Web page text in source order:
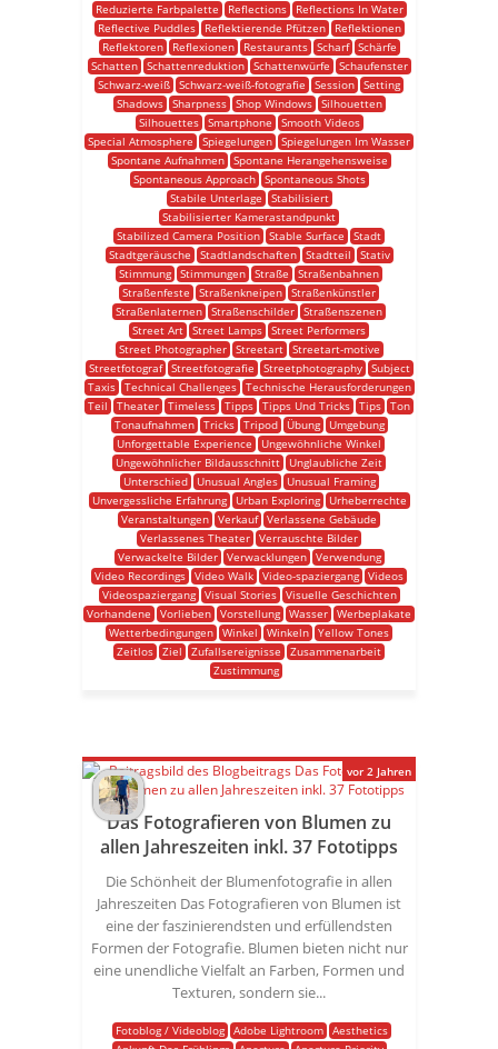
Reduzierte Farbpalette
Reflections
Reflections In Water
Reflective Puddles
Reflektierende Pfützen
Reflektionen
Reflektoren
Reflexionen Restaurants Scharf
Schärfe
Schatten
Schattenreduktion Schattenwürfe
Schaufenster
Schwarz-weiß Schwarz-weiß-fotografie Session Setting
Shadows
Sharpness Shop Windows
Silhouetten
Silhouettes
Smartphone
Smooth Videos
Special Atmosphere
Spiegelungen Spiegelungen Im Wasser
Spontane Aufnahmen
Spontane Herangehensweise
Spontaneous Approach
Spontaneous Shots
Stabile Unterlage
Stabilisiert
Stabilisierter Kamerastandpunkt
Stabilized Camera Position Stable Surface
Stadt
Stadtgeräusche
Stadtlandschaften Stadtteil
Stativ
Stimmung Stimmungen Straße
Straßenbahnen
Straßenfeste
Straßenkneipen Straßenkünstler
Straßenlaternen Straßenschilder Straßenszenen
Street Art Street Lamps Street Performers
Street Photographer
Streetart
Streetart-motive
Streetfotograf
Streetfotografie Streetphotography
Subject
Taxis
Technical Challenges
Technische Herausforderungen
Teil
Theater Timeless Tipps Tipps Und Tricks Tips Ton
Tonaufnahmen
Tricks Tripod Übung
Umgebung
Unforgettable Experience
Ungewöhnliche Winkel
Ungewöhnlicher Bildausschnitt
Unglaubliche Zeit
Unterschied
Unusual Angles
Unusual Framing
Unvergessliche Erfahrung
Urban Exploring
Urheberrechte
Veranstaltungen Verkauf Verlassene Gebäude
Verlassenes Theater Verrauschte Bilder
Verwackelte Bilder
Verwacklungen
Verwendung
Video Recordings Video Walk Video-spaziergang Videos
Videospaziergang
Visual Stories
Visuelle Geschichten
Vorhandene
Vorlieben Vorstellung Wasser Werbeplakate
Wetterbedingungen Winkel Winkeln Yellow Tones
Zeitlos Ziel Zufallsereignisse
Zusammenarbeit
Zustimmung
Das Fotografieren von Blumen zu
allen Jahreszeiten inkl. 37 Fototipps
Die Schönheit der Blumenfotografie in allen
Jahreszeiten Das Fotografieren von Blumen ist
eine der faszinierendsten und erfüllendsten
Formen der Fotografie. Blumen bieten nicht nur
eine unendliche Vielfalt an Farben, Formen und
Texturen, sondern sie...
Fotoblog / Videoblog Adobe Lightroom Aesthetics
vor 2 Jahren